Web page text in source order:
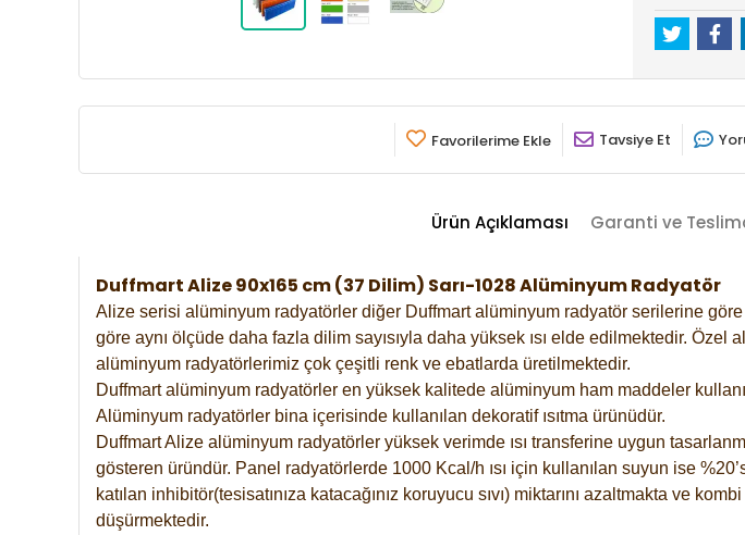
Favorilerime Ekle Tavsiye Et
Ürün Açıklaması Garanti ve
Duffmart Alize 90x165 cm (37 Dilim) Sarı-1028 Alüminyum Radyatör
Alize serisi alüminyum radyatörler diğer Duffmart alüminyum radyatör serilerine
göre aynı ölçüde daha fazla dilim sayısıyla daha yüksek ısı elde edilmektedir.
alüminyum radyatörlerimiz çok çeşitli renk ve ebatlarda üretilmektedir.
Duffmart alüminyum radyatörler en yüksek kalitede alüminyum ham maddeler
Alüminyum radyatörler bina içerisinde kullanılan dekoratif ısıtma ürünüdür.
Duffmart Alize alüminyum radyatörler yüksek verimde ısı transferine uygun
gösteren üründür. Panel radyatörlerde 1000 Kcal/h ısı için kullanılan suyun ise
katılan inhibitör(tesisatınıza katacağınız koruyucu sıvı) miktarını azaltmakta ve
düşürmektedir.